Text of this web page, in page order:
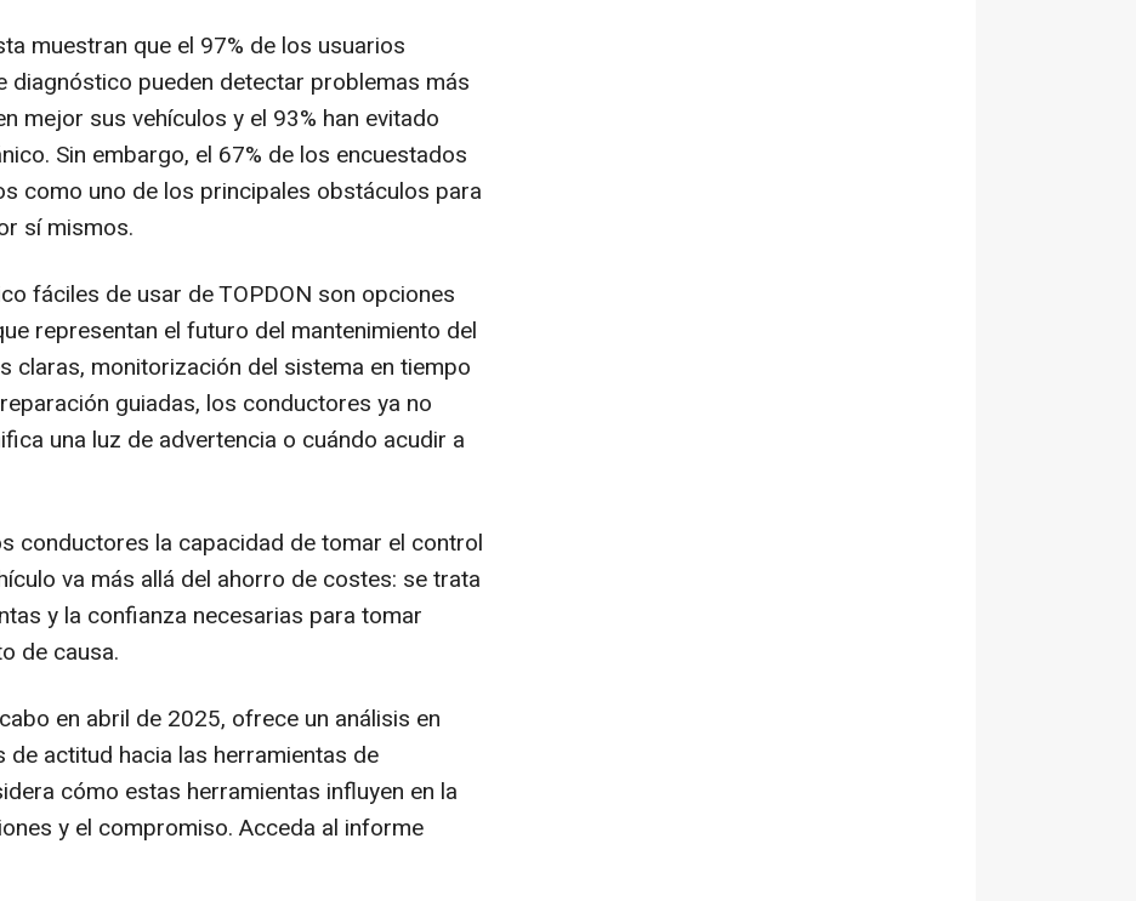
muestran que el 97% de los usuarios
diagnóstico pueden detectar problemas más
mejor sus vehículos y el 93% han evitado
Sin embargo, el 67% de los encuestados
como uno de los principales obstáculos para
sí mismos.
fáciles de usar de TOPDON son opciones
representan el futuro del mantenimiento del
claras, monitorización del sistema en tiempo
guiadas, los conductores ya no
una luz de advertencia o cuándo acudir a
conductores la capacidad de tomar el control
va más allá del ahorro de costes: se trata
y la confianza necesarias para tomar
de causa.
en abril de 2025, ofrece un análisis en
actitud hacia las herramientas de
cómo estas herramientas influyen en la
y el compromiso. Acceda al informe